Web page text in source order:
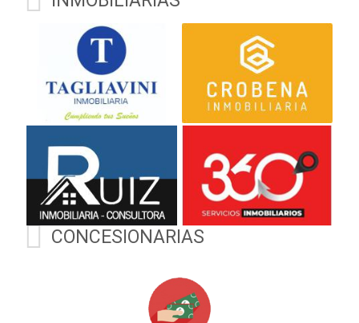
Bordo
enviar un mje:
) Descubrí más en
www.mallorcaautomoviles.com.
Seguinos en
Instagram.com/mallorca.automóviles
y Facebook: Mallorca
Automóviles
(https://www.facebook.com/share/ZuvMBG2fmQGqKSkD/)
CONCESIONARIAS